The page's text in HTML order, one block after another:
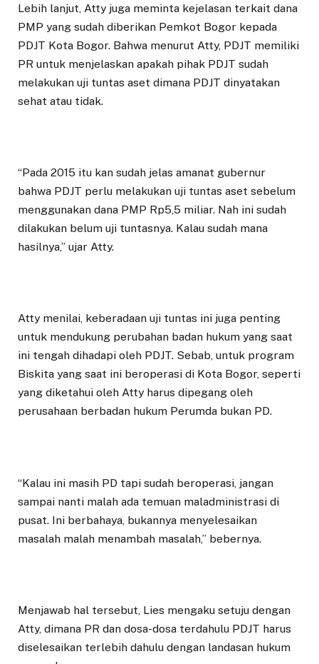
Lebih lanjut, Atty juga meminta kejelasan terkait dana
PMP yang sudah diberikan Pemkot Bogor kepada
PDJT Kota Bogor. Bahwa menurut Atty, PDJT memiliki
PR untuk menjelaskan apakah pihak PDJT sudah
melakukan uji tuntas aset dimana PDJT dinyatakan
sehat atau tidak.
“Pada 2015 itu kan sudah jelas amanat gubernur
bahwa PDJT perlu melakukan uji tuntas aset sebelum
menggunakan dana PMP Rp5,5 miliar. Nah ini sudah
dilakukan belum uji tuntasnya. Kalau sudah mana
hasilnya,” ujar Atty.
Atty menilai, keberadaan uji tuntas ini juga penting
untuk mendukung perubahan badan hukum yang saat
ini tengah dihadapi oleh PDJT. Sebab, untuk program
Biskita yang saat ini beroperasi di Kota Bogor, seperti
yang diketahui oleh Atty harus dipegang oleh
perusahaan berbadan hukum Perumda bukan PD.
“Kalau ini masih PD tapi sudah beroperasi, jangan
sampai nanti malah ada temuan maladministrasi di
pusat. Ini berbahaya, bukannya menyelesaikan
masalah malah menambah masalah,” bebernya.
Menjawab hal tersebut, Lies mengaku setuju dengan
Atty, dimana PR dan dosa-dosa terdahulu PDJT harus
diselesaikan terlebih dahulu dengan landasan hukum